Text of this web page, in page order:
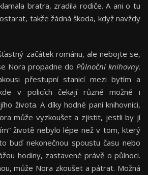
bratra, zradila rodiče. A ani o tu
takže žádná škoda, když navždy
začátek románu, ale nebojte se,
Nora propadne do Půlnoční knihovny.
přestupní stanicí mezi bytím a
v policích čekají různé možné i
života. A díky hodné paní knihovnici,
může vyzkoušet a zjistit, jestli by jí
životě nebylo lépe než v tom, který
buď nekonečnou spoustu času nebo
hodiny, zastavené právě o půlnoci.
může Nora zkoušet a pátrat. Možná